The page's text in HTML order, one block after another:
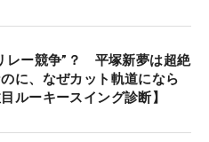
ップスイングのときにシ
向くこと。インサイドか
「あおりやすくなりま
と、ボールが急激に左に
アイアンではダフリやト
レー競争”？ 平塚新夢は超絶
に、なぜカット軌道になら
ルーキースイング診断】